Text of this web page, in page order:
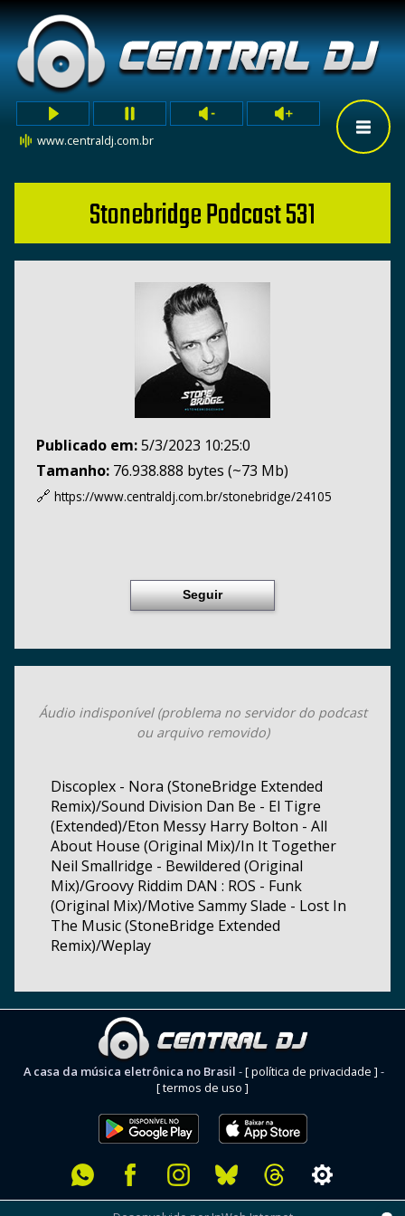
www.centraldj.com.br
Stonebridge Podcast 531
Publicado em:5/3/2023 10:25:0
Tamanho: 76.938.888 bytes (~73 Mb)
🔗 https://www.centraldj.com.br/stonebridge/24105
Seguir
Áudio indisponível (problema no servidor do podcast
ou arquivo removido)
Discoplex - Nora (StoneBridge Extended
Remix)/Sound Division Dan Be - El Tigre
(Extended)/Eton Messy Harry Bolton - All
About House (Original Mix)/In It Together
Neil Smallridge - Bewildered (Original
Mix)/Groovy Riddim DAN : ROS - Funk
(Original Mix)/Motive Sammy Slade - Lost In
The Music (StoneBridge Extended
Remix)/Weplay
A casa da música eletrônica no Brasil -[ política de privacidade ] -
[ termos de uso ]